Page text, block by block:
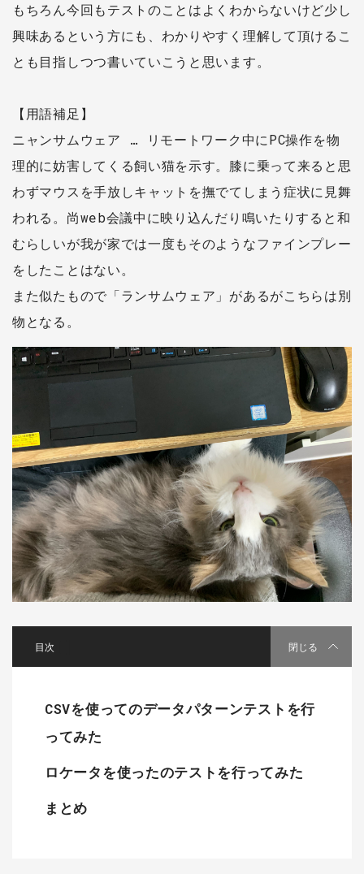
もちろん今回もテストのことはよくわからないけど少し
興味あるという方にも、わかりやすく理解して頂けるこ
とも目指しつつ書いていこうと思います。
【用語補足】
ニャンサムウェア … リモートワーク中にPC操作を物
理的に妨害してくる飼い猫を示す。膝に乗って来ると思
わずマウスを手放しキャットを撫でてしまう症状に見舞
われる。尚web会議中に映り込んだり鳴いたりすると和
むらしいが我が家では一度もそのようなファインプレー
をしたことはない。
また似たもので「ランサムウェア」があるがこちらは別
物となる。
閉じる
CSVを使ってのデータパターンテストを行
ってみた
ロケータを使ったのテストを行ってみた
まとめ